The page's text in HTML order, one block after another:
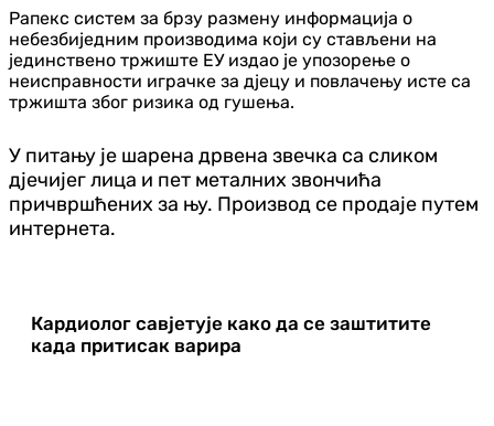
Рапекс систем за брзу размену информација о
небезбиједним производима који су стављени на
јединствено тржиште ЕУ издао је упозорење о
неисправности играчке за дјецу и повлачењу исте са
тржишта због ризика од гушења.
У питању је шарена дрвена звечка са сликом
дјечијег лица и пет металних звончића
причвршћених за њу. Производ се продаје путем
интернета.
Кардиолог савјетује како да се заштитите
када притисак варира